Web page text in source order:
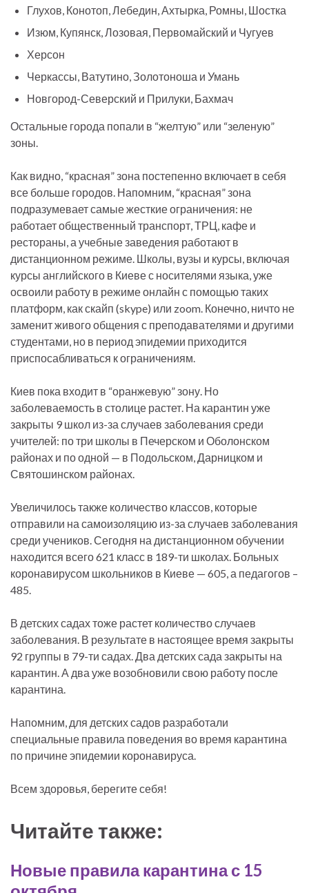
Глухов, Конотоп, Лебедин, Ахтырка, Ромны, Шостка
Изюм, Купянск, Лозовая, Первомайский и Чугуев
Херсон
Черкассы, Ватутино, Золотоноша и Умань
Новгород-Северский и Прилуки, Бахмач
Остальные города попали в “желтую” или “зеленую”
зоны.
Как видно, “красная” зона постепенно включает в себя
все больше городов. Напомним, “красная” зона
подразумевает самые жесткие ограничения: не
работает общественный транспорт, ТРЦ, кафе и
рестораны, а учебные заведения работают в
дистанционном режиме. Школы, вузы и курсы, включая
курсы английского в Киеве с носителями языка, уже
освоили работу в режиме онлайн с помощью таких
платформ, как скайп (skype) или zoom. Конечно, ничто не
заменит живого общения с преподавателями и другими
студентами, но в период эпидемии приходится
приспосабливаться к ограничениям.
Киев пока входит в “оранжевую” зону. Но
заболеваемость в столице растет. На карантин уже
закрыты 9 школ из-за случаев заболевания среди
учителей: по три школы в Печерском и Оболонском
районах и по одной — в Подольском, Дарницком и
Святошинском районах.
Увеличилось также количество классов, которые
отправили на самоизоляцию из-за случаев заболевания
среди учеников. Сегодня на дистанционном обучении
находится всего 621 класс в 189-ти школах. Больных
коронавирусом школьников в Киеве — 605, а педагогов –
485.
В детских садах тоже растет количество случаев
заболевания. В результате в настоящее время закрыты
92 группы в 79-ти садах. Два детских сада закрыты на
карантин. А два уже возобновили свою работу после
карантина.
Напомним, для детских садов разработали
специальные правила поведения во время карантина
по причине эпидемии коронавируса.
Всем здоровья, берегите себя!
Читайте также:
Новые правила карантина с 15